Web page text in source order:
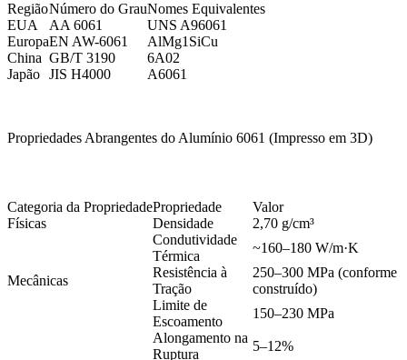
RegiãoNúmero do GrauNomes Equivalentes
EUA
AA 6061
UNS A96061
EuropaEN AW-6061
AlMg1SiCu
China GB/T 3190
6A02
Japão JIS H4000 A6061
Propriedades Abrangentes do Alumínio 6061 (Impresso em 3D)
Categoria da PropriedadePropriedade
Valor
Físicas
Densidade
2,70 g/cm³
Condutividade
Térmica
~160–180 W/m·K
Mecânicas
Resistência à
Tração
250–300 MPa (conforme
construído)
Limite de
Escoamento
150–230 MPa
Alongamento na
Ruptura
5–12%